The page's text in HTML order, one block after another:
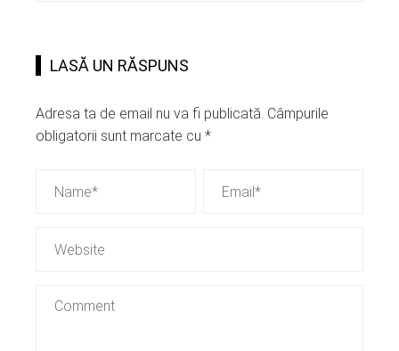
LASĂ UN RĂSPUNS
Adresa ta de email nu va fi publicată. Câmpurile
obligatorii sunt marcate cu *